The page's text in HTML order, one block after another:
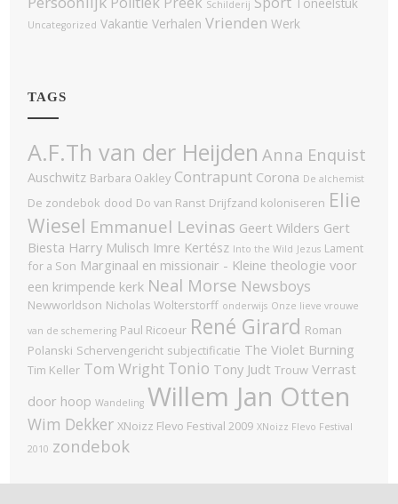
Schilderij
Uncategorized Vakantie Verhalen Vrienden Werk
TAGS
A.F.Th van der Heijden Anna Enquist
Auschwitz Barbara Oakley Contrapunt Corona De alchemist
De zondebok dood Do van Ranst Drijfzand koloniseren Elie
Wiesel Emmanuel Levinas Geert Wilders Gert
Biesta Harry Mulisch Imre Kertész Into the Wild Jezus Lament
for a Son Marginaal en missionair - Kleine theologie voor
een krimpende kerk Neal Morse Newsboys
Newworldson Nicholas Wolterstorff onderwijs Onze lieve vrouwe
van de schemering Paul Ricoeur René Girard Roman
Polanski Schervengericht subjectificatie The Violet Burning
Tim Keller Tom Wright Tonio Tony Judt Trouw Verrast
door hoop Wandeling Willem Jan Otten
Wim Dekker XNoizz Flevo Festival 2009 XNoizz Flevo Festival
2010 zondebok